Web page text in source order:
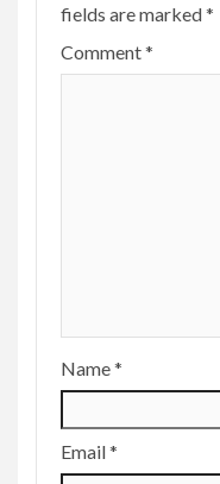
fields are marked*
Comment*
Name*
Email*